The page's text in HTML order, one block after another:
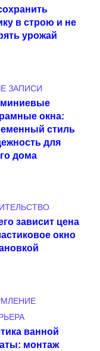
в строю и не
урожай
ЗАПИСИ
окна:
стиль
для
дома
зависит цена
окно
ванной
монтаж